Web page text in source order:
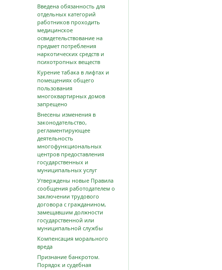
Введена обязанность для
отдельных категорий
работников проходить
медицинское
освидетельствование на
предмет потребления
наркотических средств и
психотропных веществ
Курение табака в лифтах и
помещениях общего
пользования
многоквартирных домов
запрещено
Внесены изменения в
законодательство,
регламентирующее
деятельность
многофункциональных
центров предоставления
государственных и
муниципальных услуг
Утверждены новые Правила
сообщения работодателем о
заключении трудового
договора с гражданином,
замещавшим должности
государственной или
муниципальной службы
Компенсация морального
вреда
Признание банкротом.
Порядок и судебная